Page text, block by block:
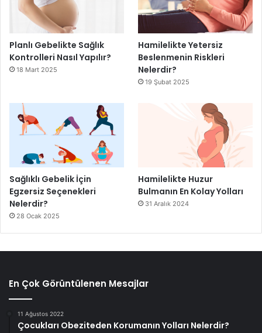
Planlı Gebelikte Sağlık
Kontrolleri Nasıl Yapılır?
18 Mart 2025
Hamilelikte Yetersiz
Beslenmenin Riskleri
Nelerdir?
19 Şubat 2025
Sağlıklı Gebelik İçin
Egzersiz Seçenekleri
Nelerdir?
28 Ocak 2025
Hamilelikte Huzur
Bulmanın En Kolay Yolları
31 Aralık 2024
En Çok Görüntülenen Mesajlar
11 Ağustos 2022
Çocukları Obeziteden Korumanın Yolları Nelerdir?